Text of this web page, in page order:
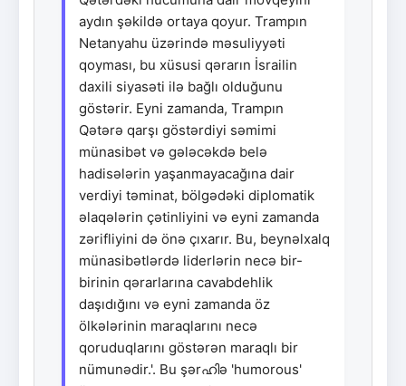
aydın şəkildə ortaya qoyur. Trampın
Netanyahu üzərində məsuliyyəti
qoyması, bu xüsusi qərarın İsrailin
daxili siyasəti ilə bağlı olduğunu
göstərir. Eyni zamanda, Trampın
Qətərə qarşı göstərdiyi səmimi
münasibət və gələcəkdə belə
hadisələrin yaşanmayacağına dair
verdiyi təminat, bölgədəki diplomatik
əlaqələrin çətinliyini və eyni zamanda
zərifliyini də önə çıxarır. Bu, beynəlxalq
münasibətlərdə liderlərin necə bir-
birinin qərarlarına cavabdehlik
daşıdığını və eyni zamanda öz
ölkələrinin maraqlarını necə
qoruduqlarını göstərən maraqlı bir
nümunədir.'. Bu şərഹിə 'humorous'